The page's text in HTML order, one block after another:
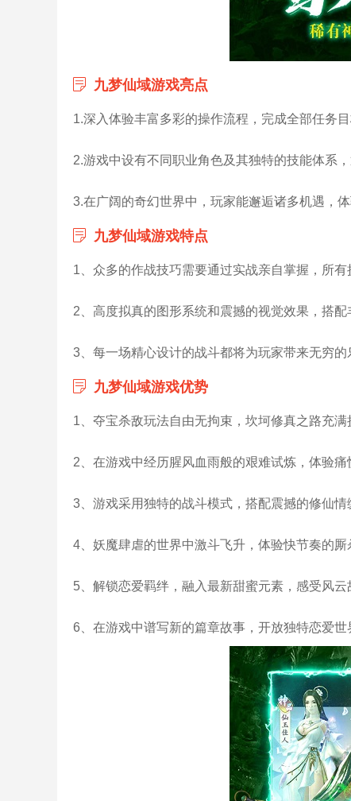
九梦仙域游戏亮点
1.深入体验丰富多彩的操作流程，完成全部任务
2.游戏中设有不同职业角色及其独特的技能体系
3.在广阔的奇幻世界中，玩家能邂逅诸多机遇，
九梦仙域游戏特点
1、众多的作战技巧需要通过实战亲自掌握，所有
2、高度拟真的图形系统和震撼的视觉效果，搭
3、每一场精心设计的战斗都将为玩家带来无穷
九梦仙域游戏优势
1、夺宝杀敌玩法自由无拘束，坎坷修真之路充
2、在游戏中经历腥风血雨般的艰难试炼，体验
3、游戏采用独特的战斗模式，搭配震撼的修仙情
4、妖魔肆虐的世界中激斗飞升，体验快节奏的
5、解锁恋爱羁绊，融入最新甜蜜元素，感受风云
6、在游戏中谱写新的篇章故事，开放独特恋爱世